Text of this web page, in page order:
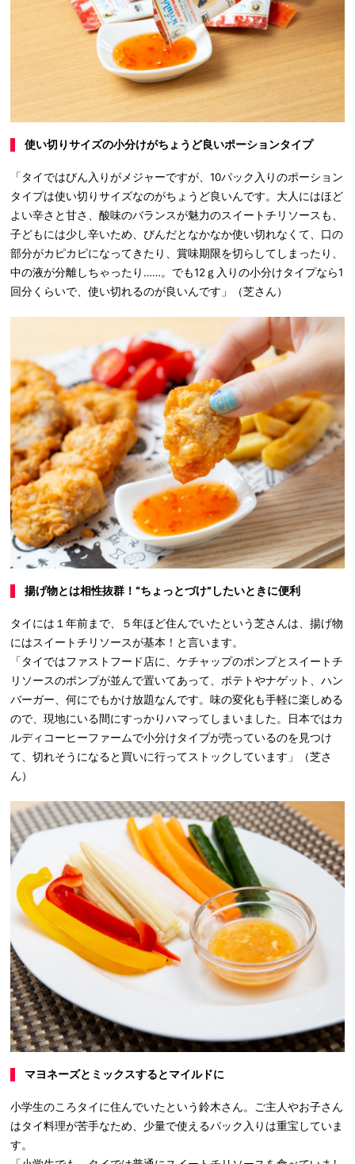
使い切りサイズの小分けがちょうど良いポーションタイプ
「タイではびん入りがメジャーですが、10パック入りのポーション
タイプは使い切りサイズなのがちょうど良いんです。大人にはほど
よい辛さと甘さ、酸味のバランスが魅力のスイートチリソースも、
子どもには少し辛いため、びんだとなかなか使い切れなくて、口の
部分がカピカピになってきたり、賞味期限を切らしてしまったり、
中の液が分離しちゃったり……。でも12ｇ入りの小分けタイプなら1
回分くらいで、使い切れるのが良いんです」（芝さん）
揚げ物とは相性抜群！ “ちょっとづけ”したいときに便利
タイには１年前まで、５年ほど住んでいたという芝さんは、揚げ物
にはスイートチリソースが基本！と言います。
「タイではファストフード店に、ケチャップのポンプとスイートチ
リソースのポンプが並んで置いてあって、ポテトやナゲット、ハン
バーガー、何にでもかけ放題なんです。味の変化も手軽に楽しめる
ので、現地にいる間にすっかりハマってしまいました。日本ではカ
ルディコーヒーファームで小分けタイプが売っているのを見つけ
て、切れそうになると買いに行ってストックしています」（芝さ
ん）
マヨネーズとミックスするとマイルドに
小学生のころタイに住んでいたという鈴木さん。ご主人やお子さん
はタイ料理が苦手なため、少量で使えるパック入りは重宝していま
す。